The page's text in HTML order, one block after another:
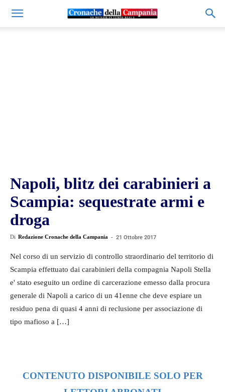
Napoli, blitz dei carabinieri a
Scampia: sequestrate armi e
droga
Di Redazione Cronache della Campania - 21 Ottobre 2017
Nel corso di un servizio di controllo straordinario del territorio di
Scampia effettuato dai carabinieri della compagnia Napoli Stella
e' stato eseguito un ordine di carcerazione emesso dalla procura
generale di Napoli a carico di un 41enne che deve espiare un
residuo pena di quasi 4 anni di reclusione per associazione di
tipo mafioso a […]
CONTENUTO DISPONIBILE SOLO PER